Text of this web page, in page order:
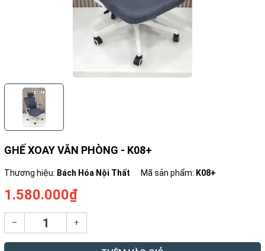
GHẾ XOAY VĂN PHÒNG - K08+
Thương hiệu: Bách Hóa Nội Thất Mã sản phẩm: K08+
1.580.000₫
– +